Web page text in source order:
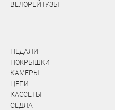
ВЕЛОРЕЙТУЗЫ
ПЕДАЛИ
ПОКРЫШКИ
КАМЕРЫ
ЦЕПИ
КАССЕТЫ
СЕДЛА